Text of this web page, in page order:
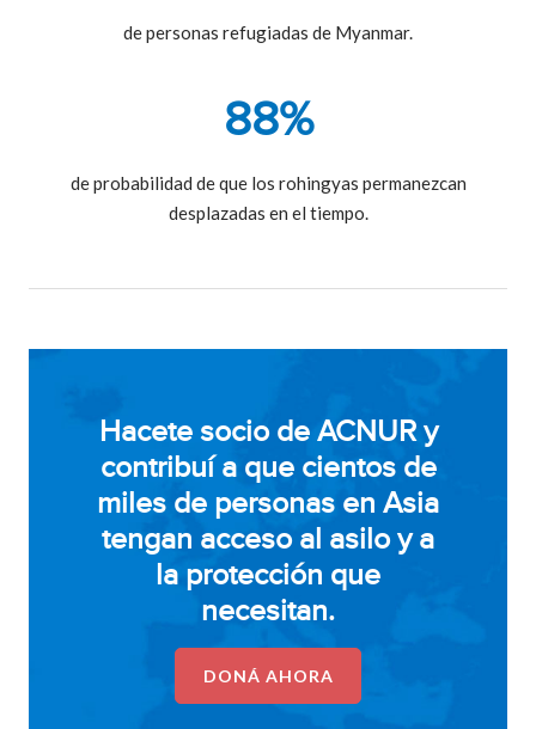
de personas refugiadas de Myanmar.
88%
de probabilidad de que los rohingyas permanezcan
desplazadas en el tiempo.
Hacete socio de ACNUR y
contribuí a que cientos de
miles de personas en Asia
tengan acceso al asilo y a
la protección que
necesitan.
DONÁ AHORA